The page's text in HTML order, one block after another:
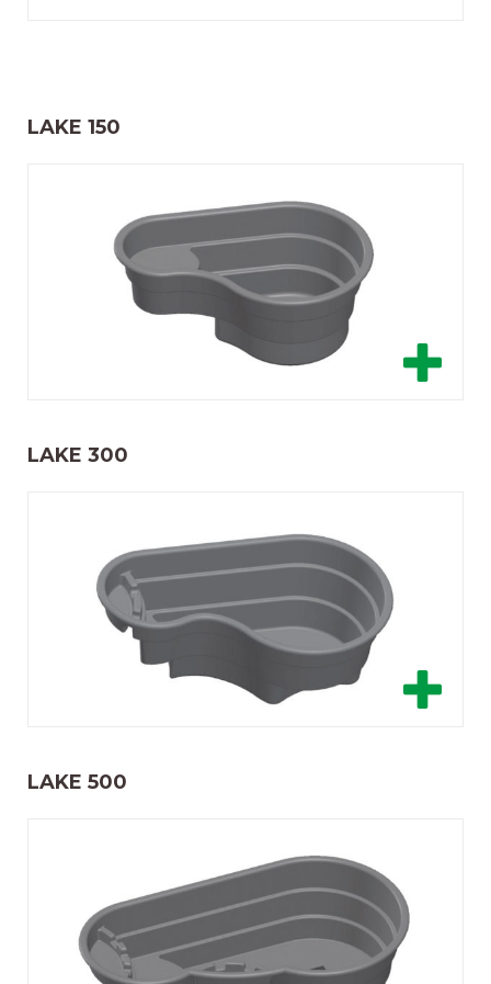
LAKE 150
LAKE 300
LAKE 500